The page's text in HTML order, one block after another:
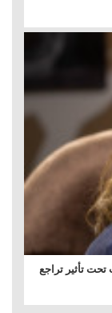
تحت تأثير تراجع